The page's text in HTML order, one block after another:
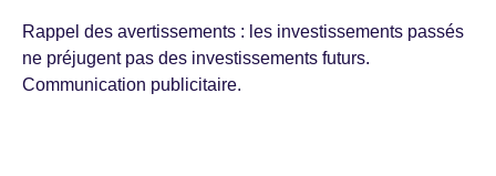
Rappel des avertissements : les investissements passés
ne préjugent pas des investissements futurs.
Communication publicitaire.